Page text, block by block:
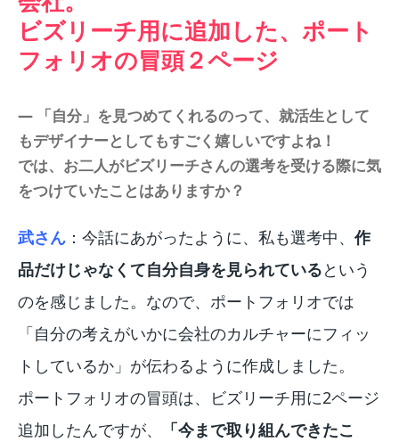
ビズリーチ用に追加した、ポート
フォリオの冒頭２ページ
― 「自分」を見つめてくれるのって、就活生として
もデザイナーとしてもすごく嬉しいですよね！
では、お二人がビズリーチさんの選考を受ける際に気
をつけていたことはありますか？
武さん ：今話にあがったように、私も選考中、作
品だけじゃなくて自分自身を見られているという
のを感じました。なので、ポートフォリオでは
「自分の考えがいかに会社のカルチャーにフィッ
トしているか」が伝わるように作成しました。
ポートフォリオの冒頭は、ビズリーチ用に2ページ
追加したんですが、
「今まで取り組んできたこ